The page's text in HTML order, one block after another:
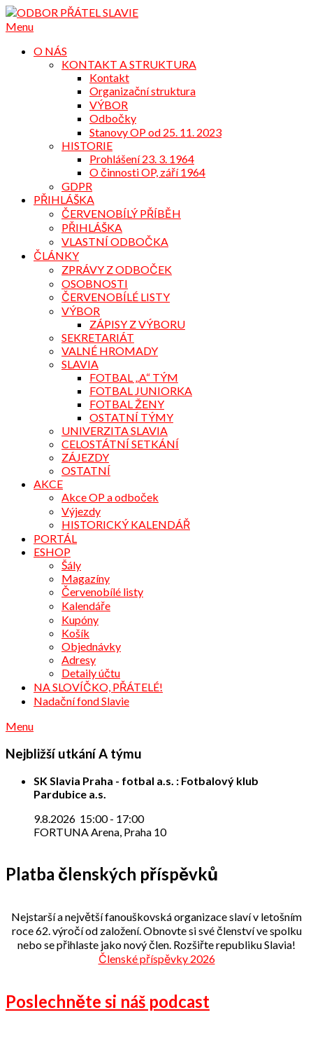
Přejdi
na
Menu
O NÁS
KONTAKT A STRUKTURA
Kontakt
Organizační struktura
VÝBOR
Odbočky
Stanovy OP od 25. 11. 2023
HISTORIE
Prohlášení 23. 3. 1964
O činnosti OP, září 1964
GDPR
PŘIHLÁŠKA
ČERVENOBÍLÝ PŘÍBĚH
PŘIHLÁŠKA
VLASTNÍ ODBOČKA
ČLÁNKY
ZPRÁVY Z ODBOČEK
OSOBNOSTI
ČERVENOBÍLÉ LISTY
VÝBOR
ZÁPISY Z VÝBORU
SEKRETARIÁT
VALNÉ HROMADY
SLAVIA
FOTBAL „A“ TÝM
FOTBAL JUNIORKA
FOTBAL ŽENY
OSTATNÍ TÝMY
UNIVERZITA SLAVIA
CELOSTÁTNÍ SETKÁNÍ
ZÁJEZDY
OSTATNÍ
AKCE
Akce OP a odboček
Výjezdy
HISTORICKÝ KALENDÁŘ
PORTÁL
ESHOP
Šály
Magazíny
Červenobílé listy
Kalendáře
Kupóny
Košík
Objednávky
Adresy
Detaily účtu
NA SLOVÍČKO, PŘÁTELÉ!
Nadační fond Slavie
Menu
Nejbližší utkání A týmu
SK Slavia Praha - fotbal a.s. : Fotbalový klub
Pardubice a.s.
9.8.2026 15:00- 17:00
FORTUNA Arena, Praha 10
Platba členských příspěvků
Nejstarší a největší fanouškovská organizace slaví v letošním
roce 62. výročí od založení. Obnovte si své členství ve spolku
nebo se přihlaste jako nový člen. Rozšiřte republiku Slavia!
Členské příspěvky 2026
Poslechněte si náš podcast